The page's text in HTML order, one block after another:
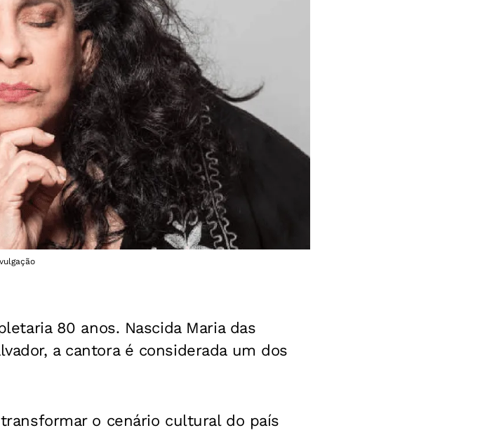
80 anos. Nascida Maria das
a cantora é considerada um dos
o cenário cultural do país